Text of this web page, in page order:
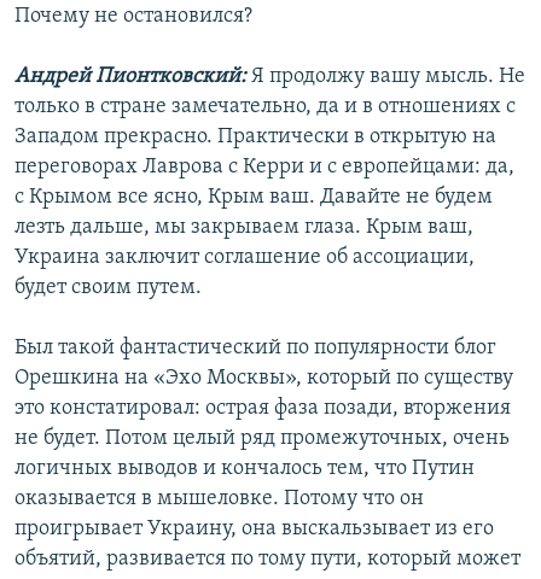
Почему не остановился?
Андрей Пионтковский:Я продолжу вашу мысль. Не
только в стране замечательно, да и в отношениях с
Западом прекрасно. Практически в открытую на
переговорах Лаврова с Керри и с европейцами: да,
с Крымом все ясно, Крым ваш. Давайте не будем
лезть дальше, мы закрываем глаза. Крым ваш,
Украина заключит соглашение об ассоциации,
будет своим путем.
Был такой фантастический по популярности блог
Орешкина на «Эхо Москвы», который по существу
это констатировал: острая фаза позади, вторжения
не будет. Потом целый ряд промежуточных, очень
логичных выводов и кончалось тем, что Путин
оказывается в мышеловке. Потому что он
проигрывает Украину, она выскальзывает из его
объятий, развивается по тому пути, который может